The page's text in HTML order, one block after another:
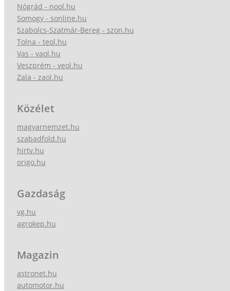
Nógrád - nool.hu
Somogy - sonline.hu
Szabolcs-Szatmár-Bereg - szon.hu
Tolna - teol.hu
Vas - vaol.hu
Veszprém - veol.hu
Zala - zaol.hu
Közélet
magyarnemzet.hu
szabadfold.hu
hirtv.hu
origo.hu
Gazdaság
vg.hu
agrokep.hu
Magazin
astronet.hu
automotor.hu